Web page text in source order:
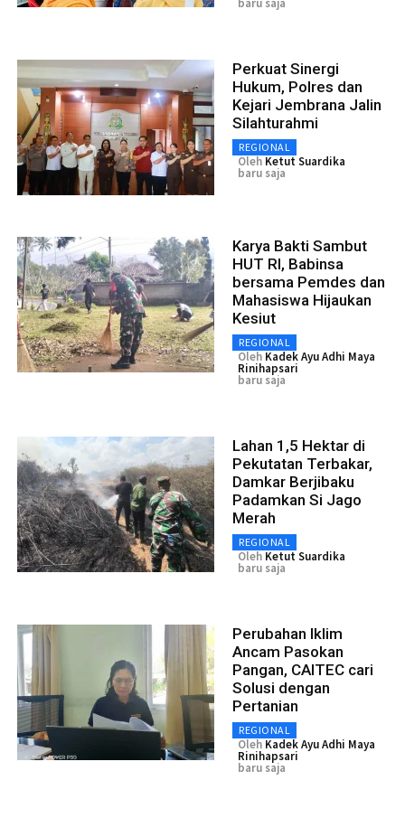
Perkuat Sinergi
Hukum, Polres dan
Kejari Jembrana Jalin
Silahturahmi
REGIONAL
Oleh Ketut Suardika
baru saja
Karya Bakti Sambut
HUT RI, Babinsa
bersama Pemdes dan
Mahasiswa Hijaukan
Kesiut
REGIONAL
Oleh Kadek Ayu Adhi Maya
Rinihapsari
baru saja
Lahan 1,5 Hektar di
Pekutatan Terbakar,
Damkar Berjibaku
Padamkan Si Jago
Merah
REGIONAL
Oleh Ketut Suardika
baru saja
Perubahan Iklim
Ancam Pasokan
Pangan, CAITEC cari
Solusi dengan
Pertanian
REGIONAL
Oleh Kadek Ayu Adhi Maya
Rinihapsari
baru saja